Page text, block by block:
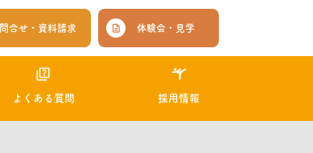
問合せ・資料請求 体験会・見学
よくある質問 採用情報